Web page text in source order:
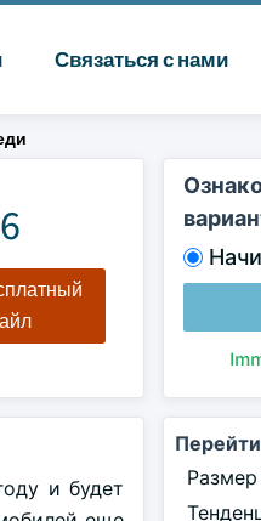
Связаться с нами
и будет